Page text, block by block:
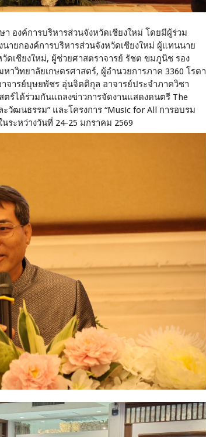
องค์การบริหารส่วนจังหวัดเชียงใหม่ โดยมีผู้ร่วม
ายกองค์การบริหารส่วนจังหวัดเชียงใหม่ ผู้แทนนาย
ดเชียงใหม่, ผู้ช่วยศาสตราจารย์ รัชต ขมภูนิช รอง
วิทยาลัยเกษตรศาสตร์, ผู้อำนวยการภาค 3360 โรตา
จารย์บุษยพัชร อุ่นจิตติกุล อาจารย์ประจำภาควิชา
ร์ได้ร่วมกันแถลงข่าวการจัดงานแสดงดนตรี The
วัฒนธรรม” และโครงการ “Music for All การอบรม
ระหว่างวันที่ 24-25 มกราคม 2569